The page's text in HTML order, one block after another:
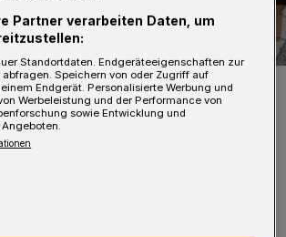
Partner verarbeiten Daten, um
Standortdaten. Endgeräteeigenschaften zur
Speichern von oder Zugriff auf
Endgerät. Personalisierte Werbung und
Werbeleistung und der Performance von
sowie Entwicklung und